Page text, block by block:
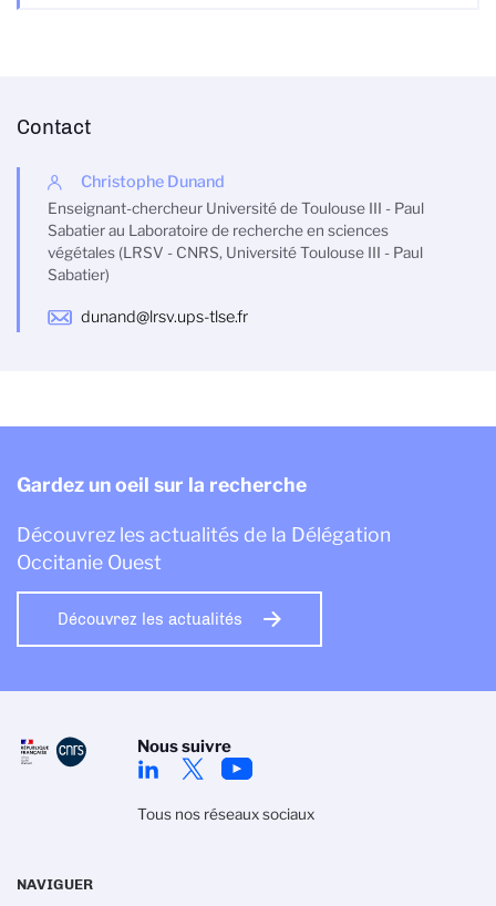
Contact
Christophe Dunand
Enseignant-chercheur Université de Toulouse III - Paul
Sabatier au Laboratoire de recherche en sciences
végétales (LRSV - CNRS, Université Toulouse III - Paul
Sabatier)
dunand@lrsv.ups-tlse.fr
Gardez un oeil sur la recherche
Découvrez les actualités de la Délégation
Occitanie Ouest
Découvrez les actualités
Nous suivre
Tous nos réseaux sociaux
NAVIGUER